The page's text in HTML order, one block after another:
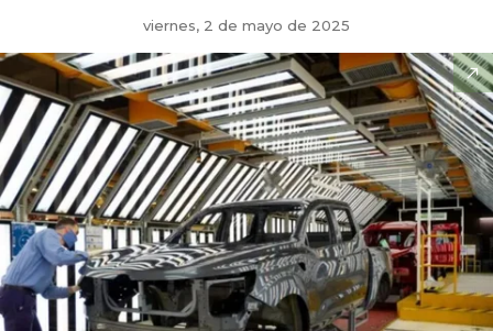
viernes, 2 de mayo de 2025